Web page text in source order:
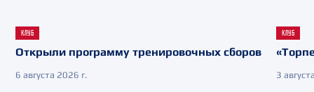
КЛУБ
Открыли программу тренировочных сборов
6 августа 2026 г.
КЛУБ
3